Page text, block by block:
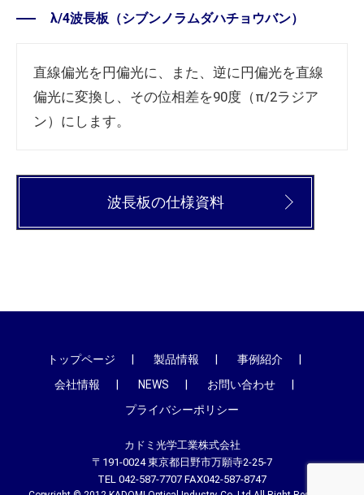
λ/4波長板（シブンノラムダハチョウバン）
直線偏光を円偏光に、また、逆に円偏光を直線
偏光に変換し、その位相差を90度（π/2ラジア
ン）にします。
波長板の仕様資料
トップページ 製品情報
事例紹介
会社情報
NEWS
お問い合わせ
プライバシーポリシー
カドミ光学工業株式会社
〒191-0024 東京都日野市万願寺2-25-7
TEL 042-587-7707 FAX042-587-8747